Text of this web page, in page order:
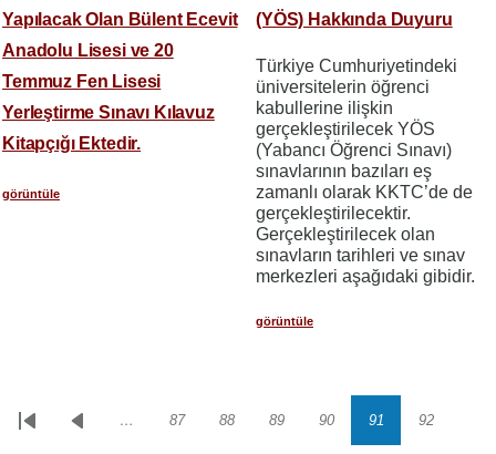
Yapılacak Olan Bülent Ecevit
Anadolu Lisesi ve 20
Temmuz Fen Lisesi
Yerleştirme Sınavı Kılavuz
Kitapçığı Ektedir.
görüntüle
(YÖS) Hakkında Duyuru
Türkiye Cumhuriyetindeki
üniversitelerin öğrenci
kabullerine ilişkin
gerçekleştirilecek YÖS
(Yabancı Öğrenci Sınavı)
sınavlarının bazıları eş
zamanlı olarak KKTC’de de
gerçekleştirilecektir.
Gerçekleştirilecek olan
sınavların tarihleri ve sınav
merkezleri aşağıdaki gibidir.
görüntüle
Sayfalama
İlk
Önceki… Sayfa
87 Sayfa
88 Sayfa
89 Sayfa
90 Sayfa
91 Sayfa
92